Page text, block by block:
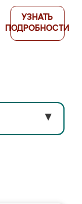
УЗНАТЬ
ПОДРОБНОСТИ
▼